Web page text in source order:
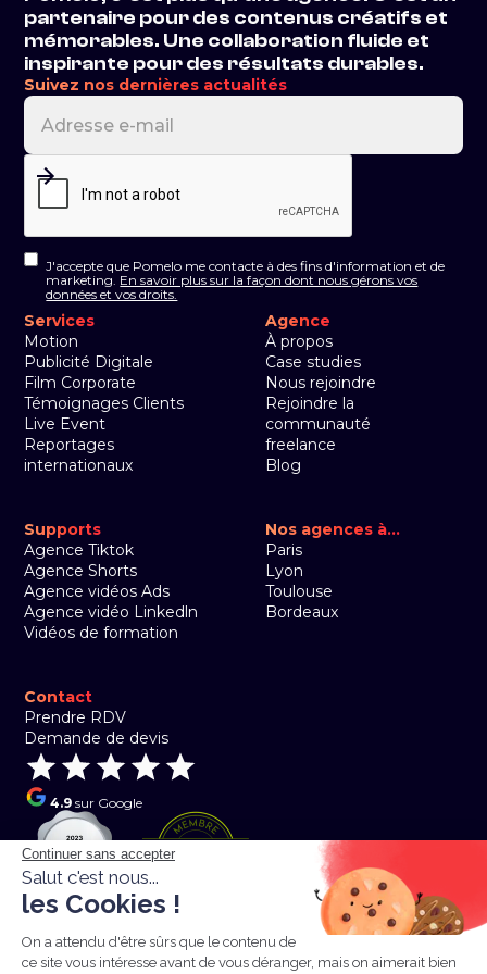
Continuer sans accepter
Salut c'est nous...
les Cookies !
On a attendu d'être sûrs que le contenu de
ce site vous intéresse avant de vous déranger, mais on aimerait bien
partenaire pour des contenus créatifs et
mémorables. Une collaboration fluide et
inspirante pour des résultats durables.
Suivez nos dernières actualités
J'accepte que Pomelo me contacte à des fins d'information et de
marketing. En savoir plus sur la façon dont nous gérons vos
données et vos droits.
Services
Motion
Publicité Digitale
Film Corporate
Témoignages Clients
Live Event
Reportages
internationaux
Agence
À propos
Case studies
Nous rejoindre
Rejoindre la
communauté
freelance
Blog
Supports
Agence Tiktok
Agence Shorts
Agence vidéos Ads
Agence vidéo Linkedln
Vidéos de formation
Nos agences à...
Paris
Lyon
Toulouse
Bordeaux
Contact
Prendre RDV
Demande de devis
4.9sur Google